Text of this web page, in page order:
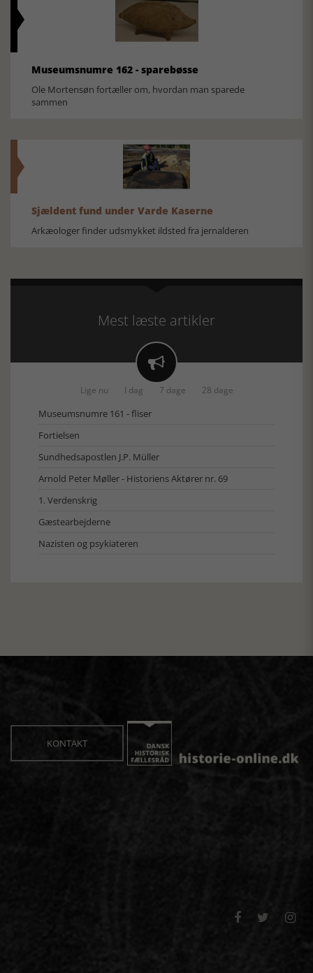
Museumsnumre 162 - sparebøsse
Ole Mortensøn fortæller om, hvordan man sparede
sammen
Sjældent fund under Varde Kaserne
Arkæologer finder udsmykket ildsted fra jernalderen
Mest læste artikler

Lige nu I dag 7 dage 28 dage
Museumsnumre 161 - fliser
Fortielsen
Sundhedsapostlen J.P. Müller
Arnold Peter Møller - Historiens Aktører nr. 69
1. Verdenskrig
Gæstearbejderne
Nazisten og psykiateren
KONTAKT
  